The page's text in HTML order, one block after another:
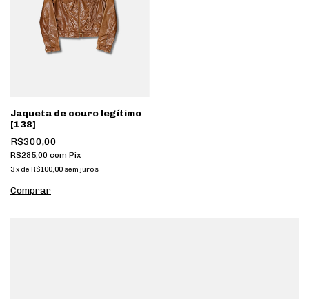
Jaqueta de couro legítimo
[138]
R$300,00
R$285,00 com Pix
3x de R$100,00 sem juros